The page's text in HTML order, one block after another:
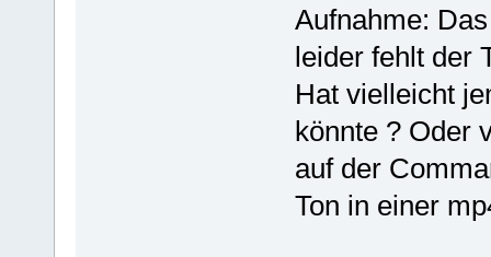
Aufnahme:
leider fehlt der
Hat vielleicht
könnte ? Oder
auf der
Ton in einer